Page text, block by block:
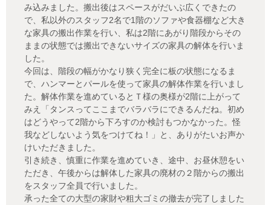
み込みました。搬出後はスペースがだいぶ広くできたの
で、私以外のスタッフ2名で1階のソファや食器棚など大き
な家具の搬出作業を行い、私は2階にあがり階段からその
ままの状態では搬出できないサイズの家具の解体を行いま
した。
今回は、階段の幅がかなり狭く完全に板の状態になるま
で、ハンマーとパールを使って家具の解体作業を行いまし
た。解体作業を進めているとＴ様の奥様が2階に上がって
みえ「タンスってここまでバラバラにできるんだね。初め
はどうやって2階から下ろすのか検討もつかなかった。怪
我などしないよう気をつけてね！」と、ありがたいお声か
けいただきました。
引き続き、慎重に作業を進めていき、途中、お昼休憩をい
ただき、午後からは解体した家具の廃材の２階からの搬出
をスタッフ全員で行いました。
承った全ての大型の家財や粗大ゴミの撤去が完了しました